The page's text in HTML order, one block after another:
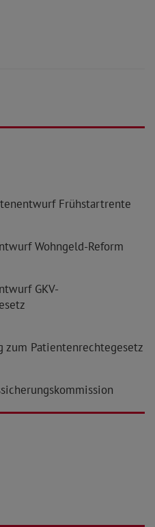
Frühstartrente
Wohngeld-Reform
GKV-
zum Patientenrechtegesetz